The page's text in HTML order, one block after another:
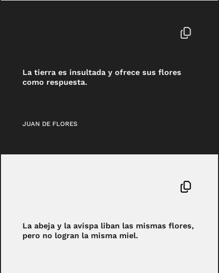
La tierra es insultada y ofrece sus flores
como respuesta.
JUAN DE FLORES
La abeja y la avispa liban las mismas flores,
pero no logran la misma miel.